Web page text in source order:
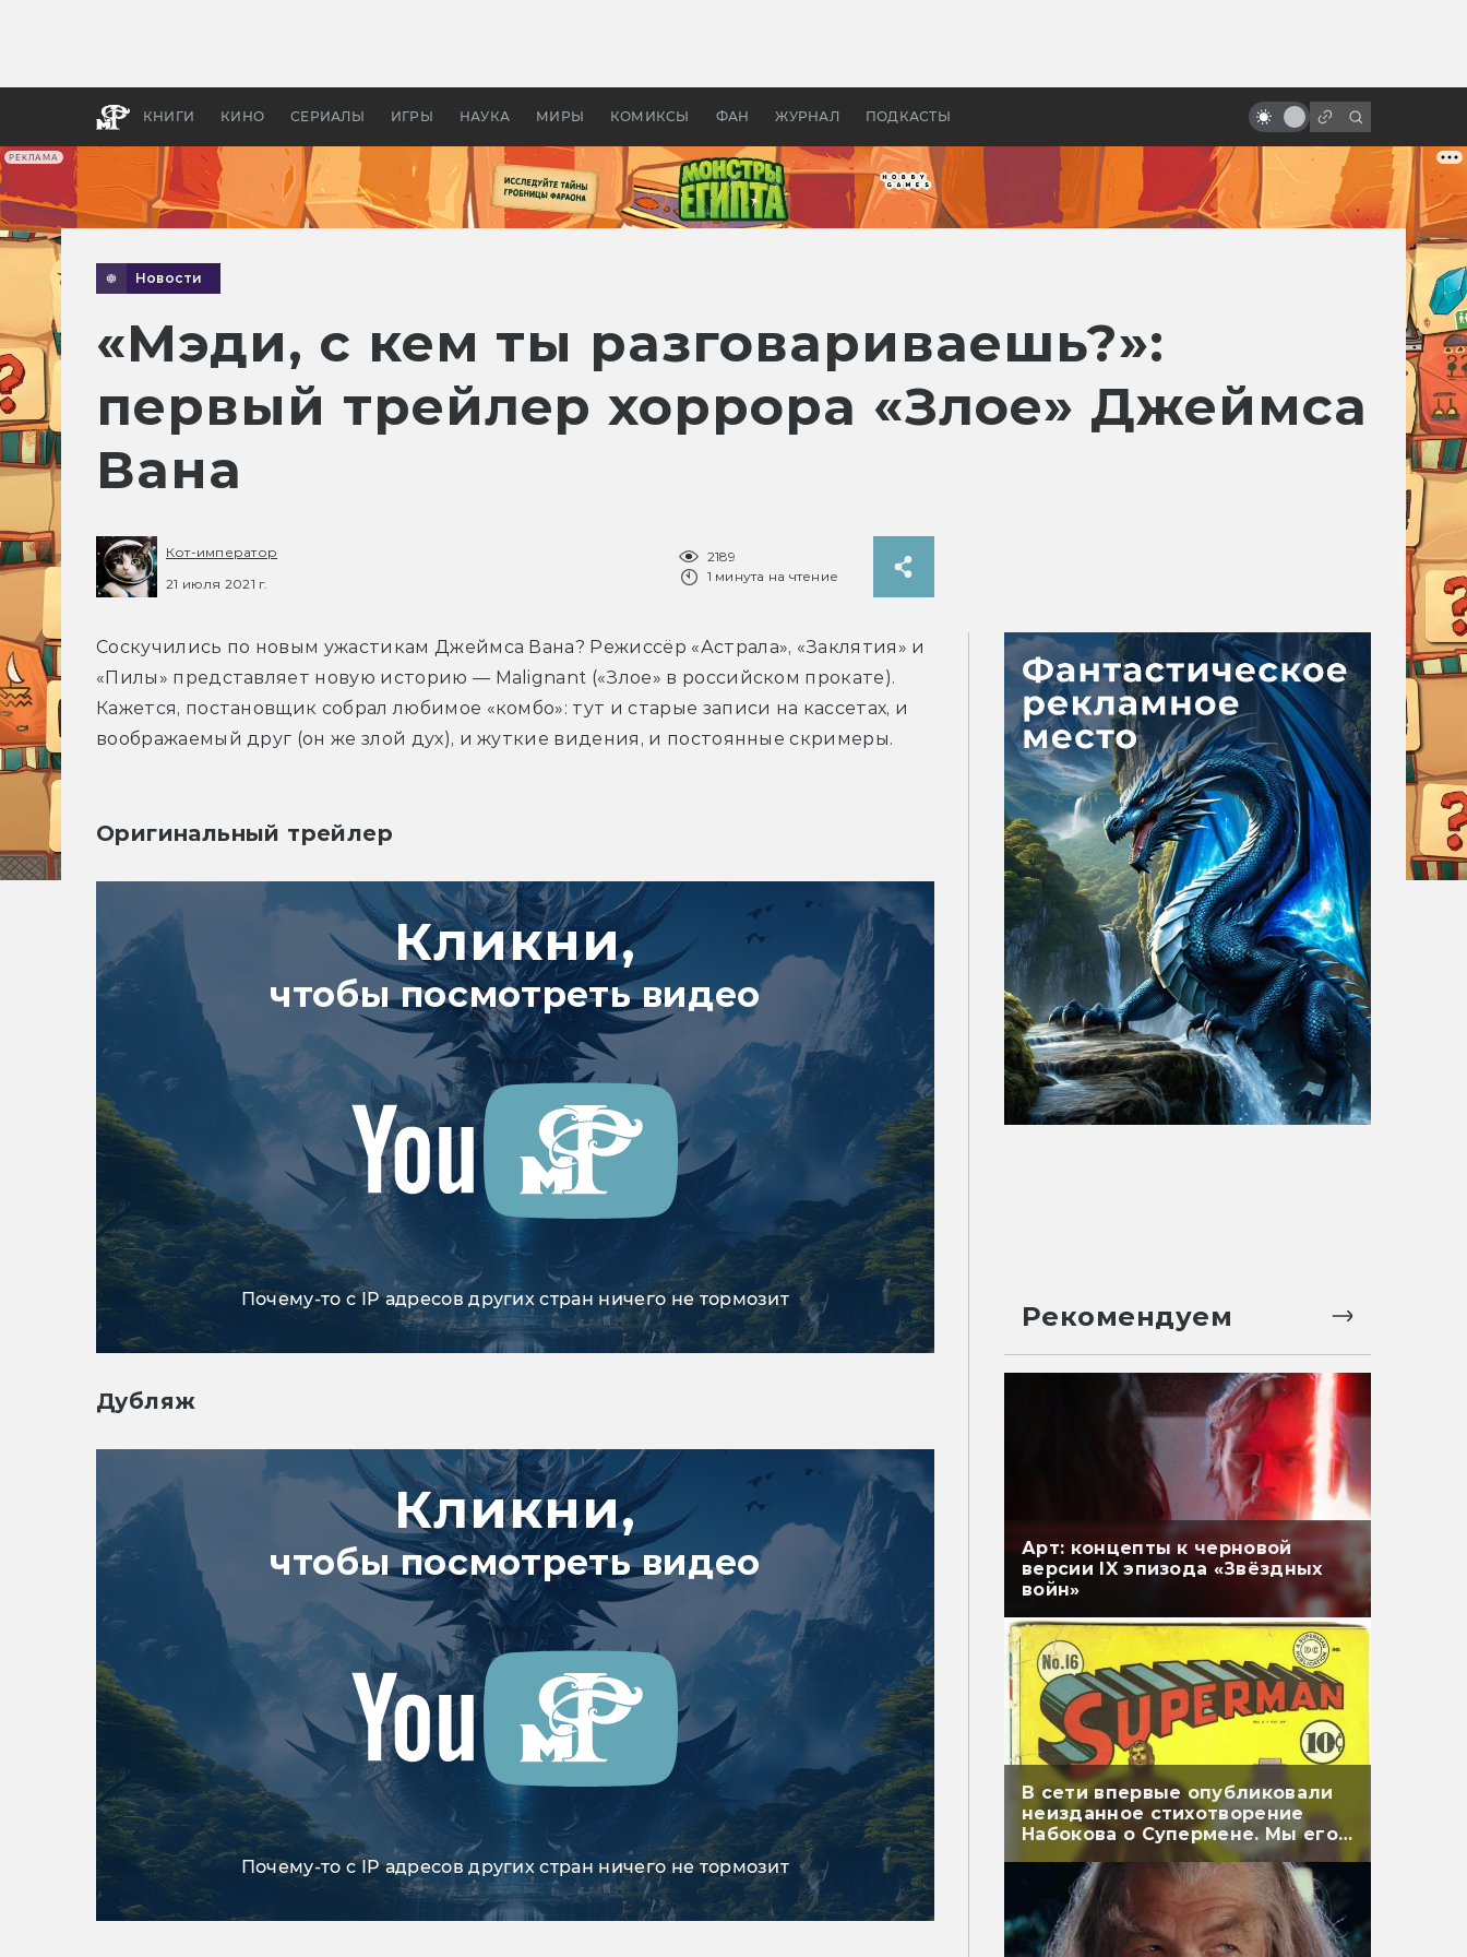
РЕКЛАМА
КНИГИ КИНО СЕРИАЛЫ ИГРЫ НАУКА МИРЫ КОМИКСЫ ФАН ЖУРНАЛ ПОДКАСТЫ
апокалипсис, в России —
бы «Властелина колец»
продолжается конец света
Новости
«Мэди, с кем ты разговариваешь?»:
первый трейлер хоррора «Злое» Джеймса
Вана
Кот-император
21 июля 2021 г.
2189
1 минута на чтение
Соскучились по новым ужастикам Джеймса Вана? Режиссёр «Астрала», «Заклятия» и
«Пилы» представляет новую историю — Malignant («Злое» в российском прокате).
Кажется, постановщик собрал любимое «комбо»: тут и старые записи на кассетах, и
воображаемый друг (он же злой дух), и жуткие видения, и постоянные скримеры.
Оригинальный трейлер
Кликни,
чтобы посмотреть видео
Почему-то с IP адресов других стран ничего не тормозит
Дубляж
Кликни,
чтобы посмотреть видео
Почему-то с IP адресов других стран ничего не тормозит
Рекомендуем
Арт: концепты к черновой
версии IX эпизода «Звёздных
войн»
В сети впервые опубликовали
неизданное стихотворение
Набокова о Супермене. Мы его
перевели